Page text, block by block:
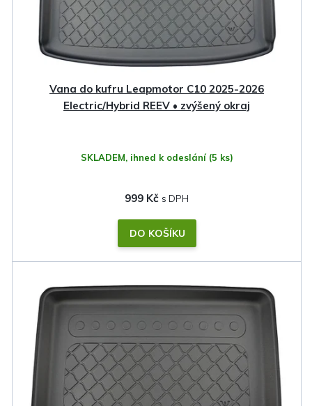
Vana do kufru Leapmotor C10 2025-2026
Electric/Hybrid REEV • zvýšený okraj
SKLADEM, ihned k odeslání (5 ks)
999 Kč
DO KOŠÍKU